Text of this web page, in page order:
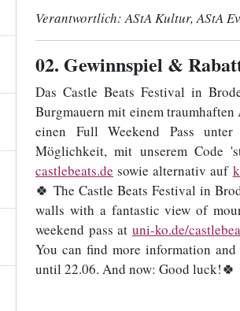
Verantwortlich:AStA Kultur, AStA
02. Gewinnspiel &
Das Castle Beats Festival in
Burgmauern mit einem
einen Full Weekend Pass unter
Möglichkeit, mit unserem Code
castlebeats.de sowie alternativ auf
🍀 The Castle Beats Festival in
walls with a fantastic view of
weekend pass at uni-ko.de/
You can find more information
until 22.06. And now: Good luck!🍀